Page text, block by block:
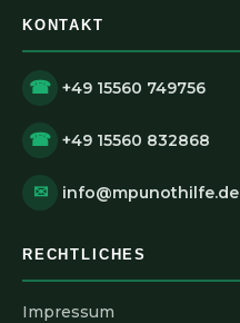
KONTAKT
☎ +49 15560 749756
☎ +49 15560 832868
✉ info@mpunothilfe.de
RECHTLICHES
Impressum